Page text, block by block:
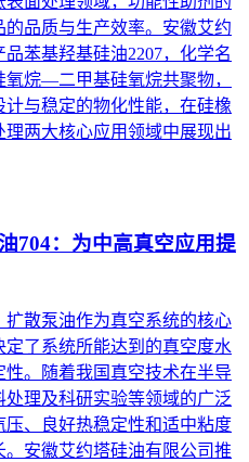
品质与生产效率。安徽艾约
苯基羟基硅油2207，化学名
烷—二甲基硅氧烷共聚物，
与稳定的物化性能，在硅橡
两大核心应用领域中展现出
704：为中高真空应用提
散泵油作为真空系统的核心
了系统所能达到的真空度水
。随着我国真空技术在半导
理及科研实验等领域的广泛
、良好热稳定性和适中粘度
安徽艾约塔硅油有限公司推